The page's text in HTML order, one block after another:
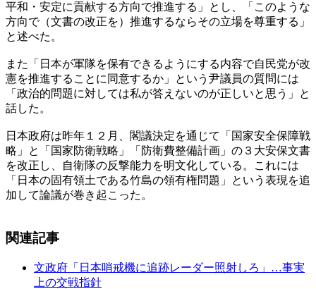
平和・安定に貢献する方向で推進する」とし、「このような
方向で（文書の改正を）推進するならその立場を尊重する」
と述べた。
また「日本が軍隊を保有できるようにする内容で自民党が改
憲を推進することに同意するか」という尹議員の質問には
「政治的問題に対しては私が答えないのが正しいと思う」と
話した。
日本政府は昨年１２月、閣議決定を通じて「国家安全保障戦
略」と「国家防衛戦略」「防衛費整備計画」の３大安保文書
を改正し、自衛隊の反撃能力を明文化している。これには
「日本の固有領土である竹島の領有権問題」という表現を追
加して論議が巻き起こった。
関連記事
文政府「日本哨戒機に追跡レーダー照射しろ」…事実
上の交戦指針